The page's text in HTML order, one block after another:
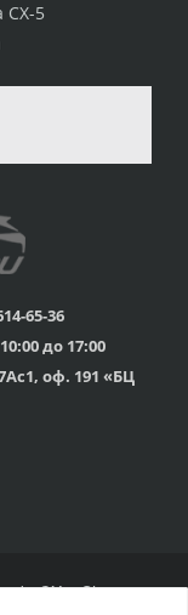
5
65-36
до 17:00
оф. 191 «БЦ
CX-5 Shop